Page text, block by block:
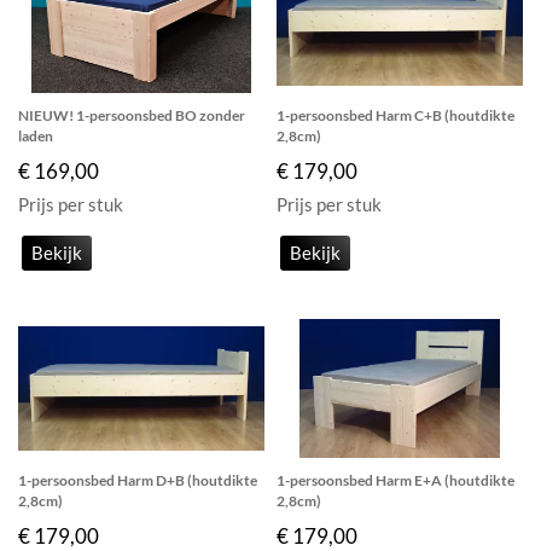
NIEUW! 1-persoonsbed BO zonder
laden
€ 169,00
Prijs per stuk
Bekijk
1-persoonsbed Harm C+B (houtdikte
2,8cm)
€ 179,00
Prijs per stuk
Bekijk
1-persoonsbed Harm D+B (houtdikte
2,8cm)
€ 179,00
1-persoonsbed Harm E+A (houtdikte
2,8cm)
€ 179,00